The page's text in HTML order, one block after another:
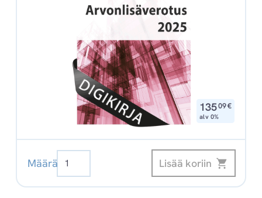
135,09€
alv 0%
Määrä Arvonlisäverotus
2025
Digikirja
Lisää koriin